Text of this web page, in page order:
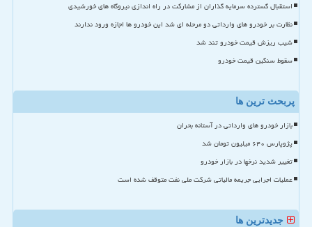
استقبال گسترده سرمایه گذاران از مشارکت در راه اندازی نیروگاه های خورشیدی
نظارت بر خودرو های وارداتی دو مرحله ای شد این خودرو ها اجازه ورود ندارند
شیب ریزش قیمت خودرو تند شد
سقوط سنگین قیمت خودرو
پربحث ترین ها
بازار خودرو های وارداتی در آستانه بحران
پژوپارس ۶۴۰ میلیون تومان شد
تغییر شدید نرخها در بازار خودرو
عملیات اجرایی جریمه مالیاتی شرکت ملی نفت متوقف شده است
جدیدترین ها